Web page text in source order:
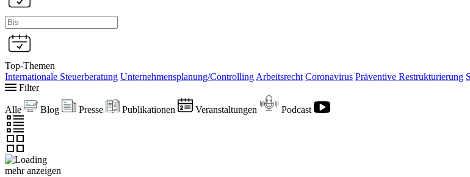
Top-Themen
Internationale Steuerberatung Unternehmensplanung/Controlling Arbeitsrecht Coronavirus Präventive Restrukturierung
Filter
Alle Blog Presse Publikationen Veranstaltungen Podcast
mehr anzeigen